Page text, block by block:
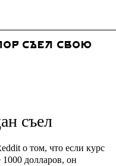
съел свою
cъел
о том, что если курс
долларов, он